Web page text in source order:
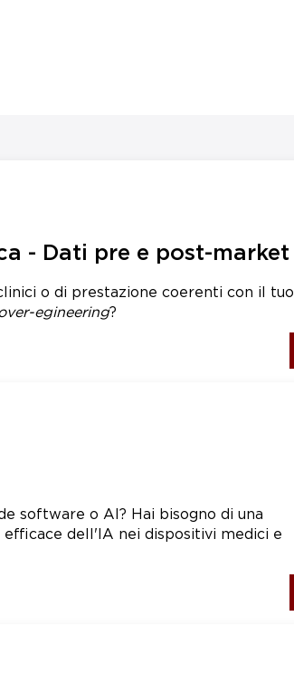
- Dati pre e post-market
o di prestazione coerenti con il tuo
egineering?
software o AI? Hai bisogno di una
efficace dell'IA nei dispositivi medici e